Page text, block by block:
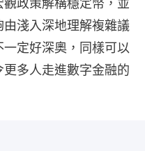
政策解構穩定幣，並
淺入深地理解複雜議
定好深奧，同樣可以
多人走進數字金融的